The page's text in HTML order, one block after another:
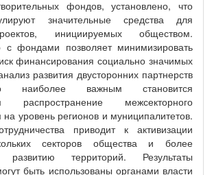
фондов, установлено, что
значительные средства для
инициируемых обществом.
с фондами позволяет минимизировать
финансирования социально значимых
развития двусторонних партнерств
наиболее важным становится
распространение межсекторного
на уровень регионов и муниципалитетов.
приводит к активизации
секторов общества и более
развитию территорий. Результаты
быть использованы органами власти